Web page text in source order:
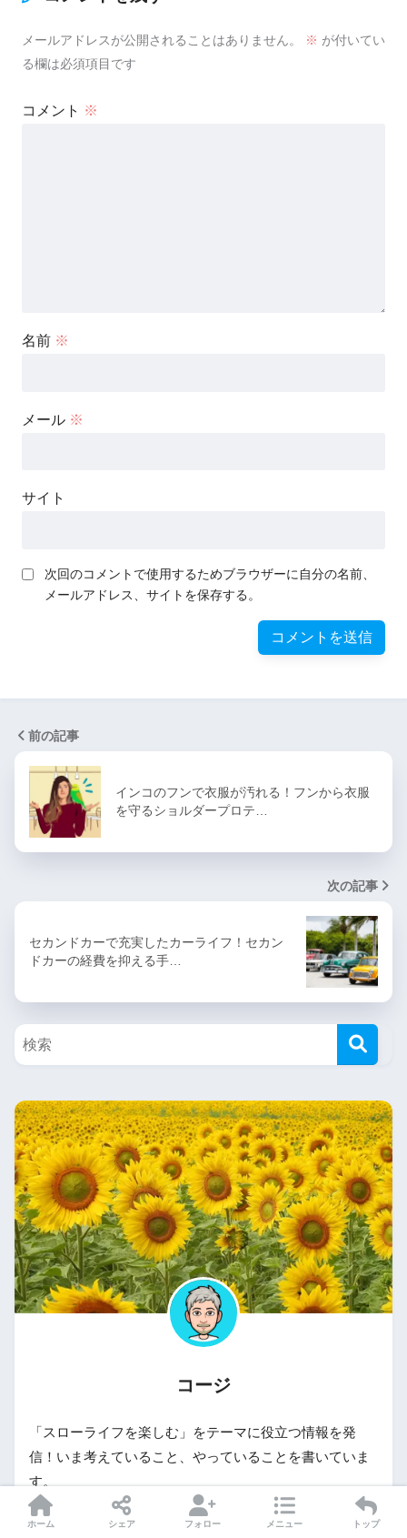
メールアドレスが公開されることはありません。 ※ が付いてい
る欄は必須項目です
コメント ※
名前 ※
メール ※
サイト
次回のコメントで使用するためブラウザーに自分の名前、
メールアドレス、サイトを保存する。
前の記事
インコのフンで衣服が汚れる！フンから衣服
を守るショルダープロテ…
次の記事
セカンドカーで充実したカーライフ！セカン
ドカーの経費を抑える手…
コージ
「スローライフを楽しむ」をテーマに役立つ情報を発
信！いま考えていること、やっていることを書いていま
す。
詳しいプロフィール
ホーム シェア フォロー メニュー トップ